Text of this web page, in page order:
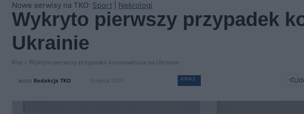
Nowe serwisy na TKO: Sport Nekrologi
Wykryto pierwszy przypadek
Ukrainie
Kraj Wykryto pierwszy przypadek koronawirusa na Ukrainie
autor Redakcja TKO 3 marca 2020 KRAJ